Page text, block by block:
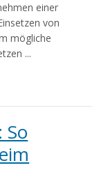
einer
von
mögliche
...